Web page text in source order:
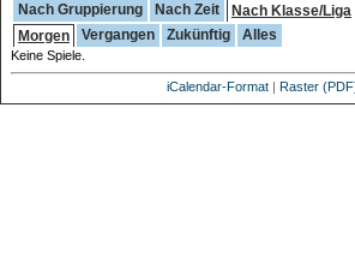
Nach Gruppierung Nach Zeit Nach Klasse/Liga
Morgen
Vergangen Zukünftig Alles
Keine Spiele.
iCalendar-Format | Raster